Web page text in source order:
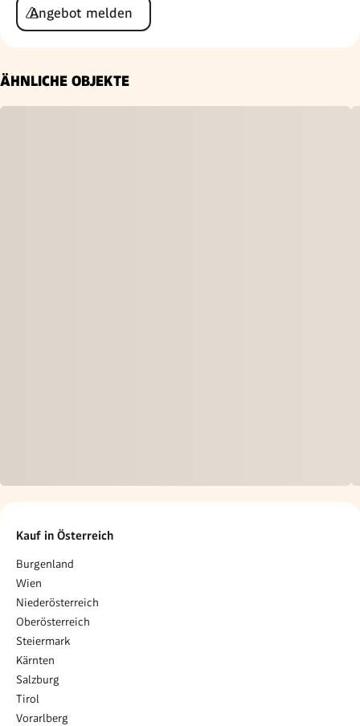
Angebot melden
ÄHNLICHE OBJEKTE
Kauf in Österreich
Burgenland
Wien
Niederösterreich
Oberösterreich
Steiermark
Kärnten
Salzburg
Tirol
Vorarlberg